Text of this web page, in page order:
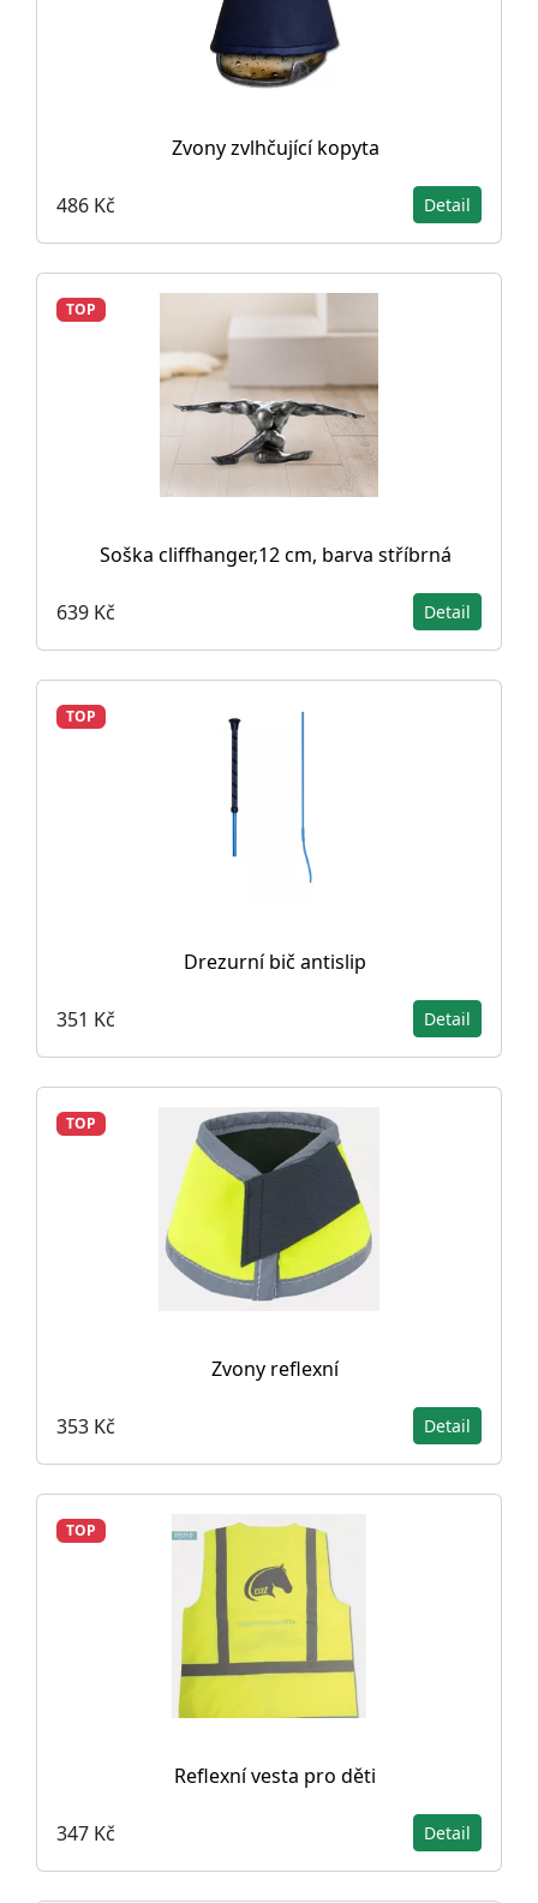
Zvony zvlhčující kopyta
486 Kč Detail
TOP
Soška cliffhanger,12 cm, barva stříbrná
639 Kč Detail
TOP
Drezurní bič antislip
351 Kč Detail
TOP
Zvony reflexní
353 Kč Detail
TOP
Reflexní vesta pro děti
347 Kč Detail